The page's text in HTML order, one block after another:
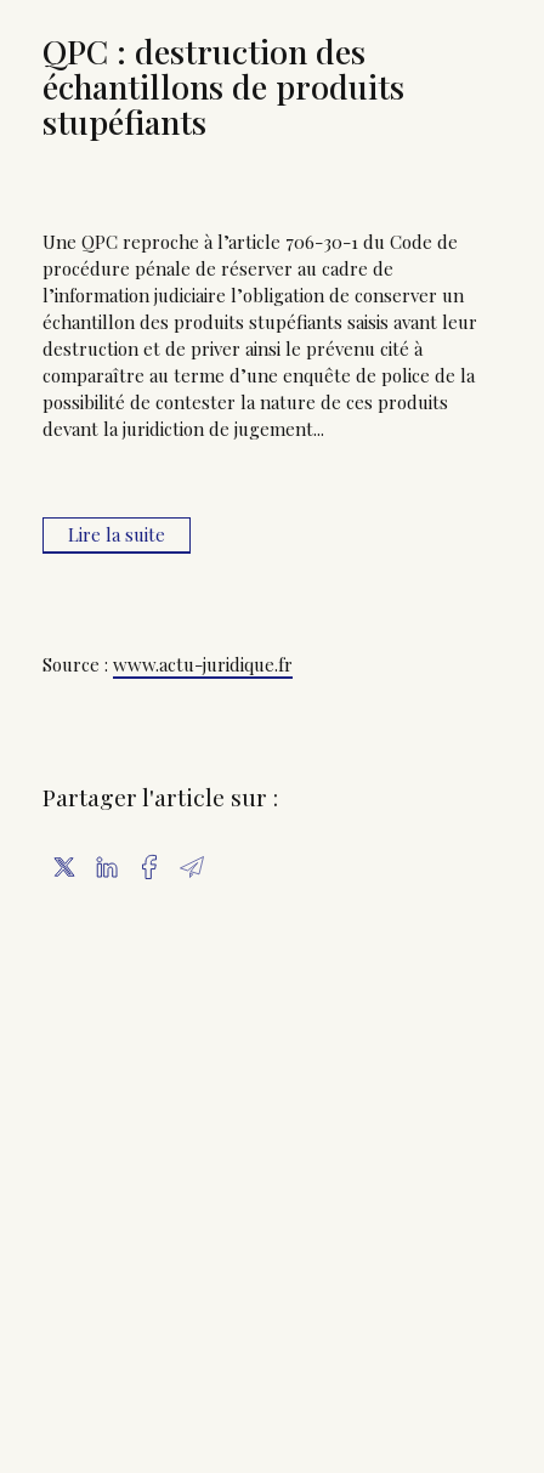
QPC : destruction des
échantillons de produits
stupéfiants
Source : www.actu-juridique.fr
Une QPC reproche à l’article 706-30-1 du Code de
procédure pénale de réserver au cadre de
l’information judiciaire l’obligation de conserver un
échantillon des produits stupéfiants saisis avant leur
destruction et de priver ainsi le prévenu cité à
comparaître au terme d’une enquête de police de la
possibilité de contester la nature de ces produits
devant la juridiction de jugement...
Lire la suite